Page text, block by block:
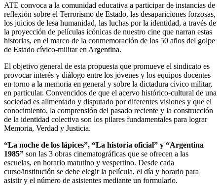
ATE convoca a la comunidad educativa a participar de instancias de
reflexión sobre el Terrorismo de Estado, las desapariciones forzosas,
los juicios de lesa humanidad, las luchas por la identidad, a través de
la proyección de películas icónicas de nuestro cine que narran estas
historias, en el marco de la conmemoración de los 50 años del golpe
de Estado cívico-militar en Argentina.
El objetivo general de esta propuesta que promueve el sindicato es
provocar interés y diálogo entre los jóvenes y los equipos docentes
en torno a la memoria en general y sobre la dictadura cívico militar,
en particular. Convencidos de que el acervo histórico-cultural de una
sociedad es alimentado y disputado por diferentes visiones y que el
conocimiento, la comprensión del pasado reciente y la construcción
de la identidad colectiva son los pilares fundamentales para lograr
Memoria, Verdad y Justicia.
“La noche de los lápices”, “La historia oficial” y “Argentina
1985” son las 3 obras cinematográficas que se ofrecen a las
escuelas, en horario matutino y vespertino. Desde cada
curso/institución se debe elegir la película, el día y horario para
asistir y el número de asistentes mediante un formulario.